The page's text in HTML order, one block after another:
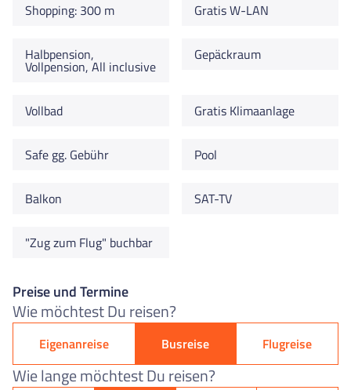
Shopping: 300 m Gratis W-LAN
Halbpension,
Vollpension, All inclusive
Gepäckraum
Vollbad Gratis Klimaanlage
Safe gg. Gebühr Pool
Balkon SAT-TV
"Zug zum Flug" buchbar
Preise und Termine
Wie möchtest Du reisen?
Eigenanreise Busreise Flugreise
Wie lange möchtest Du reisen?